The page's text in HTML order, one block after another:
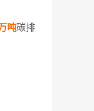
吨碳排